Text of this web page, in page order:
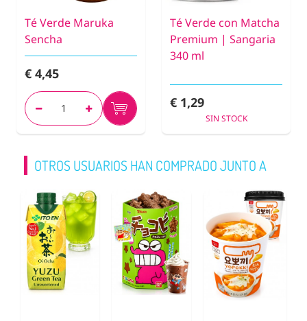
Té Verde Maruka
Sencha
€ 4,45
Té Verde con Matcha
Premium | Sangaria
340 ml
€ 1,29
SIN STOCK
OTROS USUARIOS HAN COMPRADO JUNTO A